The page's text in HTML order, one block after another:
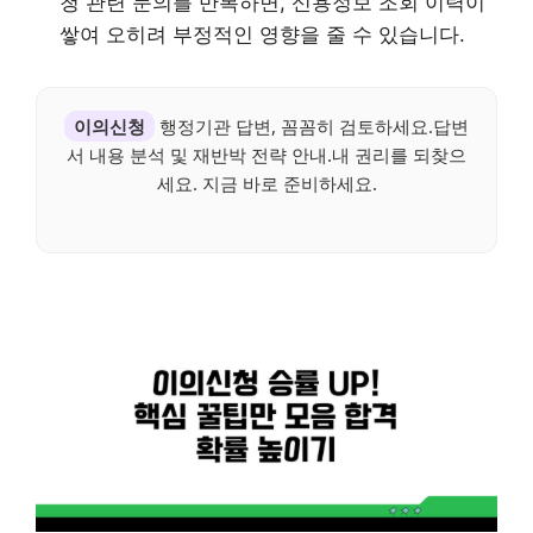
쌓여 오히려 부정적인 영향을 줄 수 있습니다.
이의신청
행정기관 답변, 꼼꼼히 검토하세요.답변
서 내용 분석 및 재반박 전략 안내.내 권리를 되찾으
세요. 지금 바로 준비하세요.